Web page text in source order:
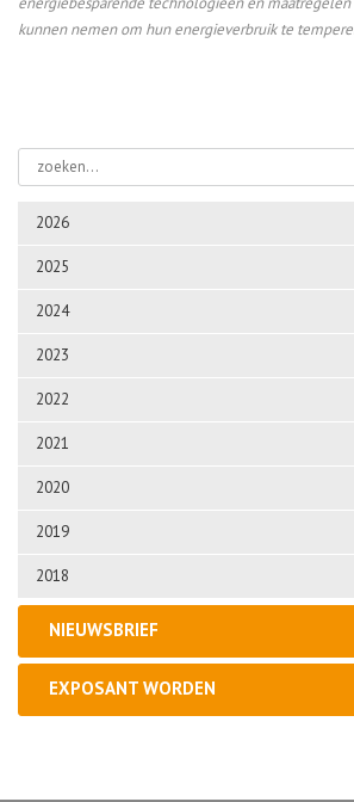
2026
2025
2024
2023
2022
2021
2020
2019
2018
NIEUWSBRIEF
EXPOSANT WORDEN
kunnen nemen om hun energieverbruik te